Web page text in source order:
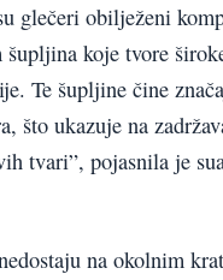
glečeri obilježeni
šupljina koje tvore
Te šupljine čine
što ukazuje na
tvari”, pojasnila je
na okolnim